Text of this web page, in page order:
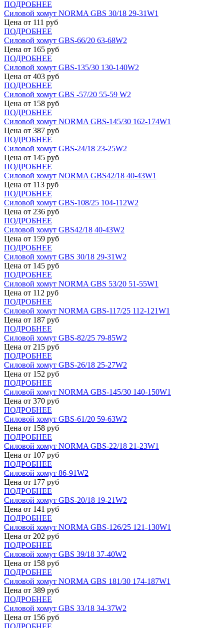
ПОДРОБНЕЕ
Силовой хомут NORMA GBS 30/18 29-31W1
Цена от 111 руб
ПОДРОБНЕЕ
Силовой хомут GBS-66/20 63-68W2
Цена от 165 руб
ПОДРОБНЕЕ
Силовой хомут GBS-135/30 130-140W2
Цена от 403 руб
ПОДРОБНЕЕ
Силовой хомут GBS -57/20 55-59 W2
Цена от 158 руб
ПОДРОБНЕЕ
Силовой хомут NORMA GBS-145/30 162-174W1
Цена от 387 руб
ПОДРОБНЕЕ
Силовой хомут GBS-24/18 23-25W2
Цена от 145 руб
ПОДРОБНЕЕ
Силовой хомут NORMA GBS42/18 40-43W1
Цена от 113 руб
ПОДРОБНЕЕ
Силовой хомут GBS-108/25 104-112W2
Цена от 236 руб
ПОДРОБНЕЕ
Силовой хомут GBS42/18 40-43W2
Цена от 159 руб
ПОДРОБНЕЕ
Силовой хомут GBS 30/18 29-31W2
Цена от 145 руб
ПОДРОБНЕЕ
Силовой хомут NORMA GBS 53/20 51-55W1
Цена от 112 руб
ПОДРОБНЕЕ
Силовой хомут NORMA GBS-117/25 112-121W1
Цена от 187 руб
ПОДРОБНЕЕ
Силовой хомут GBS-82/25 79-85W2
Цена от 215 руб
ПОДРОБНЕЕ
Силовой хомут GBS-26/18 25-27W2
Цена от 152 руб
ПОДРОБНЕЕ
Силовой хомут NORMA GBS-145/30 140-150W1
Цена от 370 руб
ПОДРОБНЕЕ
Силовой хомут GBS-61/20 59-63W2
Цена от 158 руб
ПОДРОБНЕЕ
Силовой хомут NORMA GBS-22/18 21-23W1
Цена от 107 руб
ПОДРОБНЕЕ
Силовой хомут 86-91W2
Цена от 177 руб
ПОДРОБНЕЕ
Силовой хомут GBS-20/18 19-21W2
Цена от 141 руб
ПОДРОБНЕЕ
Силовой хомут NORMA GBS-126/25 121-130W1
Цена от 202 руб
ПОДРОБНЕЕ
Силовой хомут GBS 39/18 37-40W2
Цена от 158 руб
ПОДРОБНЕЕ
Силовой хомут NORMA GBS 181/30 174-187W1
Цена от 389 руб
ПОДРОБНЕЕ
Силовой хомут GBS 33/18 34-37W2
Цена от 156 руб
ПОДРОБНЕЕ